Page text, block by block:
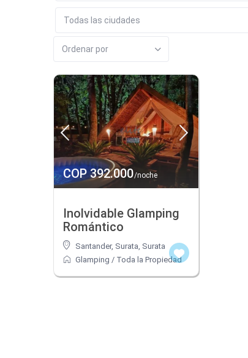
Todas las ciudades
Ordenar por
COP 392.000/noche
Inolvidable Glamping
Romántico
Santander, Surata, Surata
Glamping / Toda la Propiedad